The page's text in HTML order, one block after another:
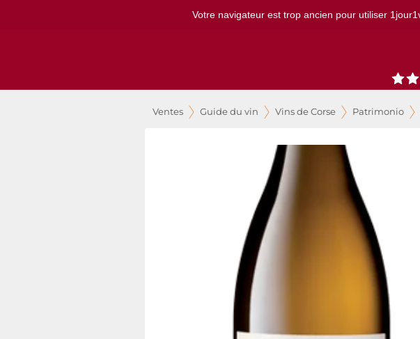
Votre navigateur est trop ancien pour utiliser
Ventes Guide du vin Vins de Corse Patrimonio